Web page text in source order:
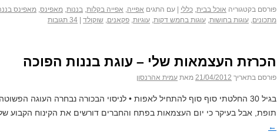
פורסם בקטגוריה אוכל בבית, כללי עם התגים אפייה, אפייה בקלות, בננות, מאפינס, מאפינס
מתכונים, עוגות בחושות, עוגות בחמש דקות, עוגיות, פקאנים, שוקולד 34 תגובות
הכרזת העצמאות שלי – עוגת בננות הפוכה
פורסם בתאריך 21/04/2012 מאת עמית אהרנסון
בגיל 30 החלטתי סוף סוף להתחיל לאפות • לניסוי הבכורה נבחרה העוגה
תופת, אבל בעיקר כי יום העצמאות בפתח והחברים דורשים את הקינוח הקבוע
←